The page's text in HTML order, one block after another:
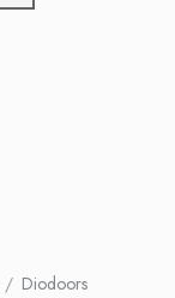
Diodoors